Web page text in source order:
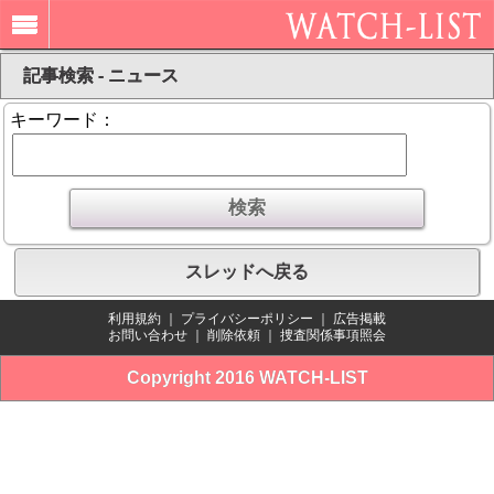
記事検索 - ニュース
キーワード：
スレッドへ戻る
利用規約 プライバシーポリシー
広告掲載
お問い合わせ
削除依頼 捜査関係事項照会
Copyright 2016 WATCH-LIST